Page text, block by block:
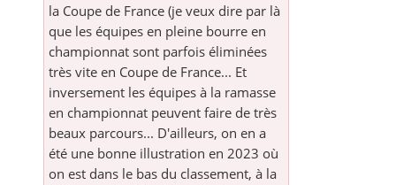
la Coupe de France (je veux dire par là
que les équipes en pleine bourre en
championnat sont parfois éliminées
très vite en Coupe de France... Et
inversement les équipes à la ramasse
en championnat peuvent faire de très
beaux parcours... D'ailleurs, on en a
été une bonne illustration en 2023 où
on est dans le bas du classement, à la